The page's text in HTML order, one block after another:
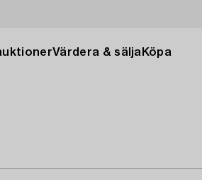
Värdera & sälja Köpa